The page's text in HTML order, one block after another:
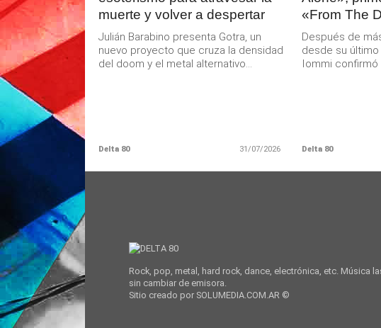
muerte y volver a despertar
Julián Barabino presenta Gotra, un
nuevo proyecto que cruza la densidad
del doom y el metal alternativo...
Delta 80 31/07/2026
«From The
Después de
desde su
Iommi confirmó
Delta 80
Rock, pop, metal, hard rock, dance, electrónica, etc. Música
sin cambiar de emisora.
Sitio creado por SOLUMEDIA.COM.AR ©